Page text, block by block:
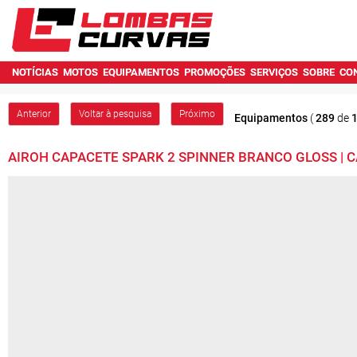
NOTÍCIAS MOTOS EQUIPAMENTOS PROMOÇÕES SERVIÇOS SOBRE
Anterior Voltar à pesquisa Próximo Equipamentos (289de
AIROH CAPACETE SPARK 2 SPINNER BRANCO GLOSS |